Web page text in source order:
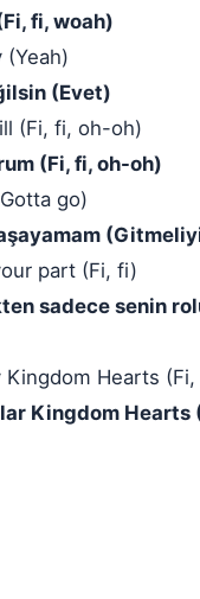
fi, woah)
(Evet)
(Fi, fi, oh-oh)
(Fi, fi, oh-oh)
go)
part (Fi, fi)
sadece senin
Hearts
Kingdom Hearts